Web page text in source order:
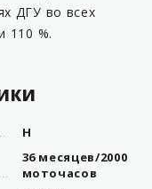
ДГУ во всех
110 %.
H
36 месяцев/2000
моточасов